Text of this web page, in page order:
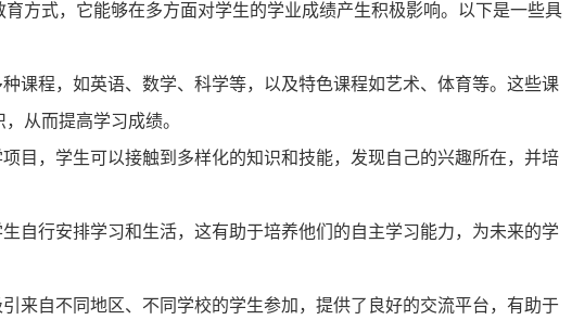
式，它能够在多方面对学生的学业成绩产生积极影响。以下是一些具
程，如英语、数学、科学等，以及特色课程如艺术、体育等。这些课
从而提高学习成绩。
，学生可以接触到多样化的知识和技能，发现自己的兴趣所在，并培
行安排学习和生活，这有助于培养他们的自主学习能力，为未来的学
自不同地区、不同学校的学生参加，提供了良好的交流平台，有助于